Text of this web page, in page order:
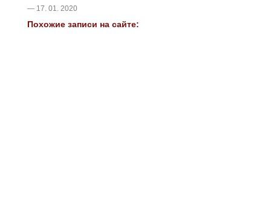
— 17. 01. 2020
Похожие записи на сайте: